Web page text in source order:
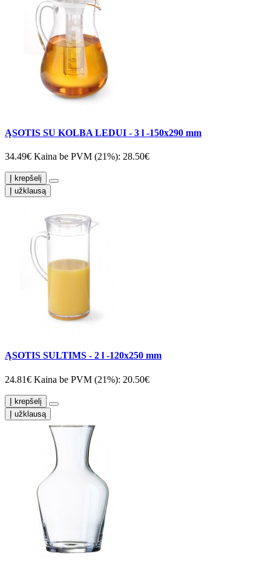
ĄSOTIS SU KOLBA LEDUI - 3 l -150x290 mm
34.49€ Kaina be PVM (21%): 28.50€
Į krepšelį
Į užklausą
ĄSOTIS SULTIMS - 2 l -120x250 mm
24.81€ Kaina be PVM (21%): 20.50€
Į krepšelį
Į užklausą